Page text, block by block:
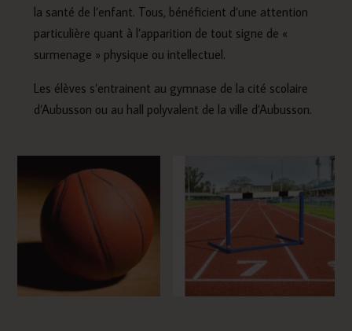
la santé de l’enfant. Tous, bénéficient d’une attention
particulière quant à l’apparition de tout signe de «
surmenage » physique ou intellectuel.
Les élèves s’entrainent au gymnase de la cité scolaire
d’Aubusson ou au hall polyvalent de la ville d’Aubusson.